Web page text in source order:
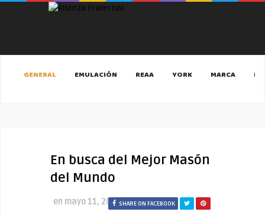
GENERAL EMULACIÓN REAA YORK MARCA
En busca del Mejor Masón
del Mundo
en mayo 11, 2020SHARE ON FACEBOOK